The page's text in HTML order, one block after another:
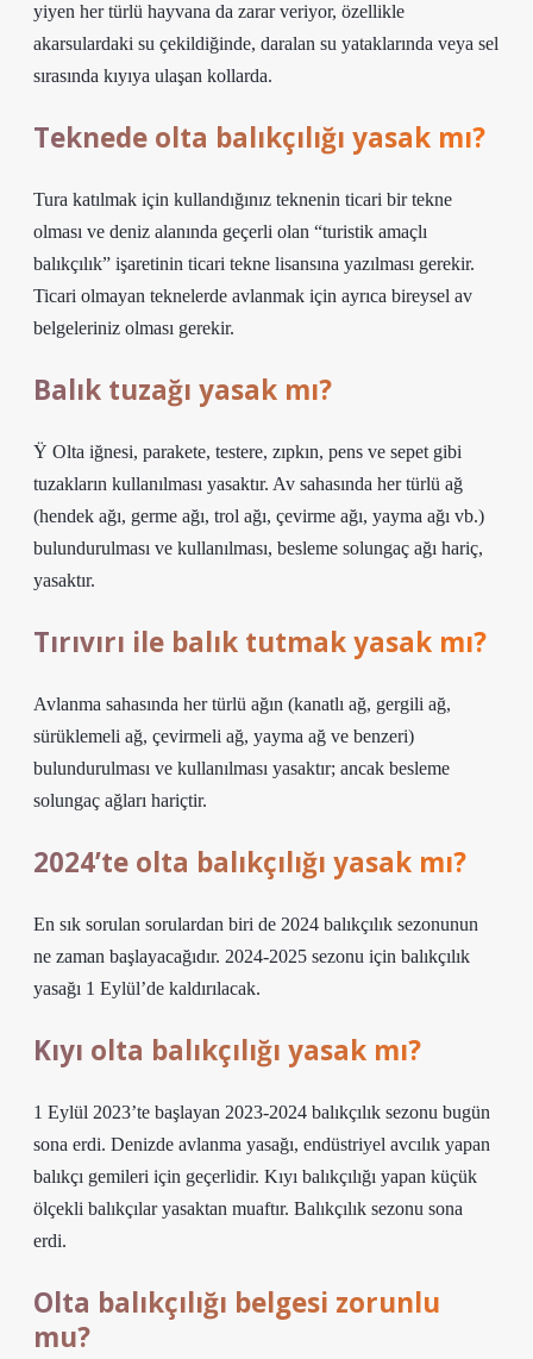
yiyen her türlü hayvana da zarar veriyor, özellikle
akarsulardaki su çekildiğinde, daralan su yataklarında veya sel
sırasında kıyıya ulaşan kollarda.
Teknede olta balıkçılığı yasak mı?
Tura katılmak için kullandığınız teknenin ticari bir tekne
olması ve deniz alanında geçerli olan “turistik amaçlı
balıkçılık” işaretinin ticari tekne lisansına yazılması gerekir.
Ticari olmayan teknelerde avlanmak için ayrıca bireysel av
belgeleriniz olması gerekir.
Balık tuzağı yasak mı?
Ÿ Olta iğnesi, parakete, testere, zıpkın, pens ve sepet gibi
tuzakların kullanılması yasaktır. Av sahasında her türlü ağ
(hendek ağı, germe ağı, trol ağı, çevirme ağı, yayma ağı vb.)
bulundurulması ve kullanılması, besleme solungaç ağı hariç,
yasaktır.
Tırıvırı ile balık tutmak yasak mı?
Avlanma sahasında her türlü ağın (kanatlı ağ, gergili ağ,
sürüklemeli ağ, çevirmeli ağ, yayma ağ ve benzeri)
bulundurulması ve kullanılması yasaktır; ancak besleme
solungaç ağları hariçtir.
2024’te olta balıkçılığı yasak mı?
En sık sorulan sorulardan biri de 2024 balıkçılık sezonunun
ne zaman başlayacağıdır. 2024-2025 sezonu için balıkçılık
yasağı 1 Eylül’de kaldırılacak.
Kıyı olta balıkçılığı yasak mı?
1 Eylül 2023’te başlayan 2023-2024 balıkçılık sezonu bugün
sona erdi. Denizde avlanma yasağı, endüstriyel avcılık yapan
balıkçı gemileri için geçerlidir. Kıyı balıkçılığı yapan küçük
ölçekli balıkçılar yasaktan muaftır. Balıkçılık sezonu sona
erdi.
Olta balıkçılığı belgesi zorunlu
mu?